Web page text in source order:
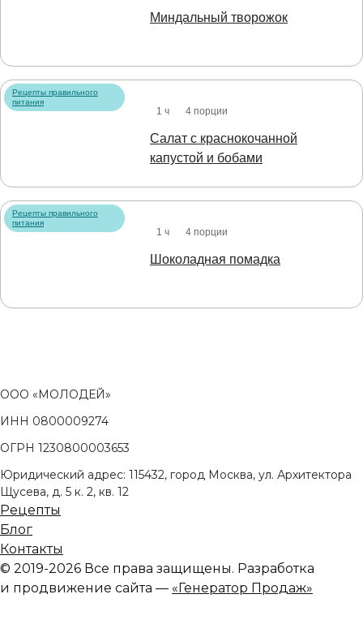
Миндальный творожок
Рецепты правильного
питания
1 ч 4 порции
Салат с краснокочанной
капустой и бобами
Рецепты правильного
питания
1 ч 4 порции
Шоколадная помадка
ООО «МОЛОДЕЙ»
ИНН 0800009274
ОГРН 1230800003653
Юридический адрес: 115432, город Москва, ул. Архитектора
Щусева, д. 5 к. 2, кв. 12
Рецепты
Блог
Контакты
© 2019-2026 Все права защищены. Разработка
и продвижение сайта — «Генератор Продаж»